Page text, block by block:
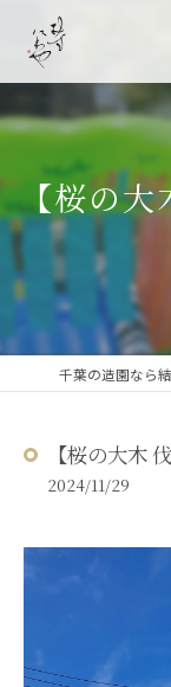
【桜の大
【桜の大木
2024/11/29